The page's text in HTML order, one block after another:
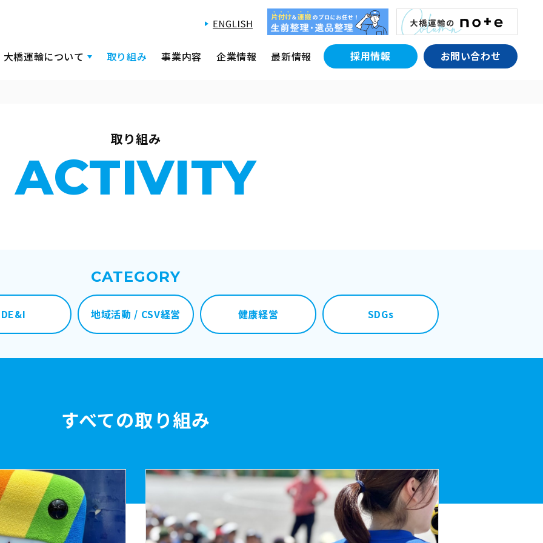
大橋運輸について 取り組み 事業内容 企業情報 最新情報 採用情報 お問い合わせ
取り組み
ACTIVITY
CATEGORY
DE&I 地域活動 / CSV経営 健康経営 SDGs
すべての取り組み